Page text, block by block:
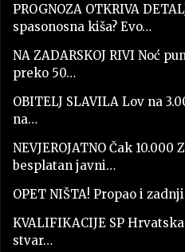
PROGNOZA OTKRIVA
spasonosna kiša? Evo…
NA ZADARSKOJ RIVI Noć
preko 50…
OBITELJ SLAVILA Lov na
na…
NEVJEROJATNO Čak
besplatan javni…
OPET NIŠTA! Propao i
KVALIFIKACIJE SP
stvar…